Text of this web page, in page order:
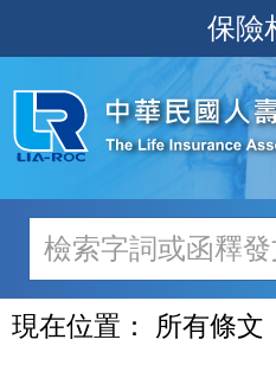
至
主
內
容
保險
現在位置： 所有條文